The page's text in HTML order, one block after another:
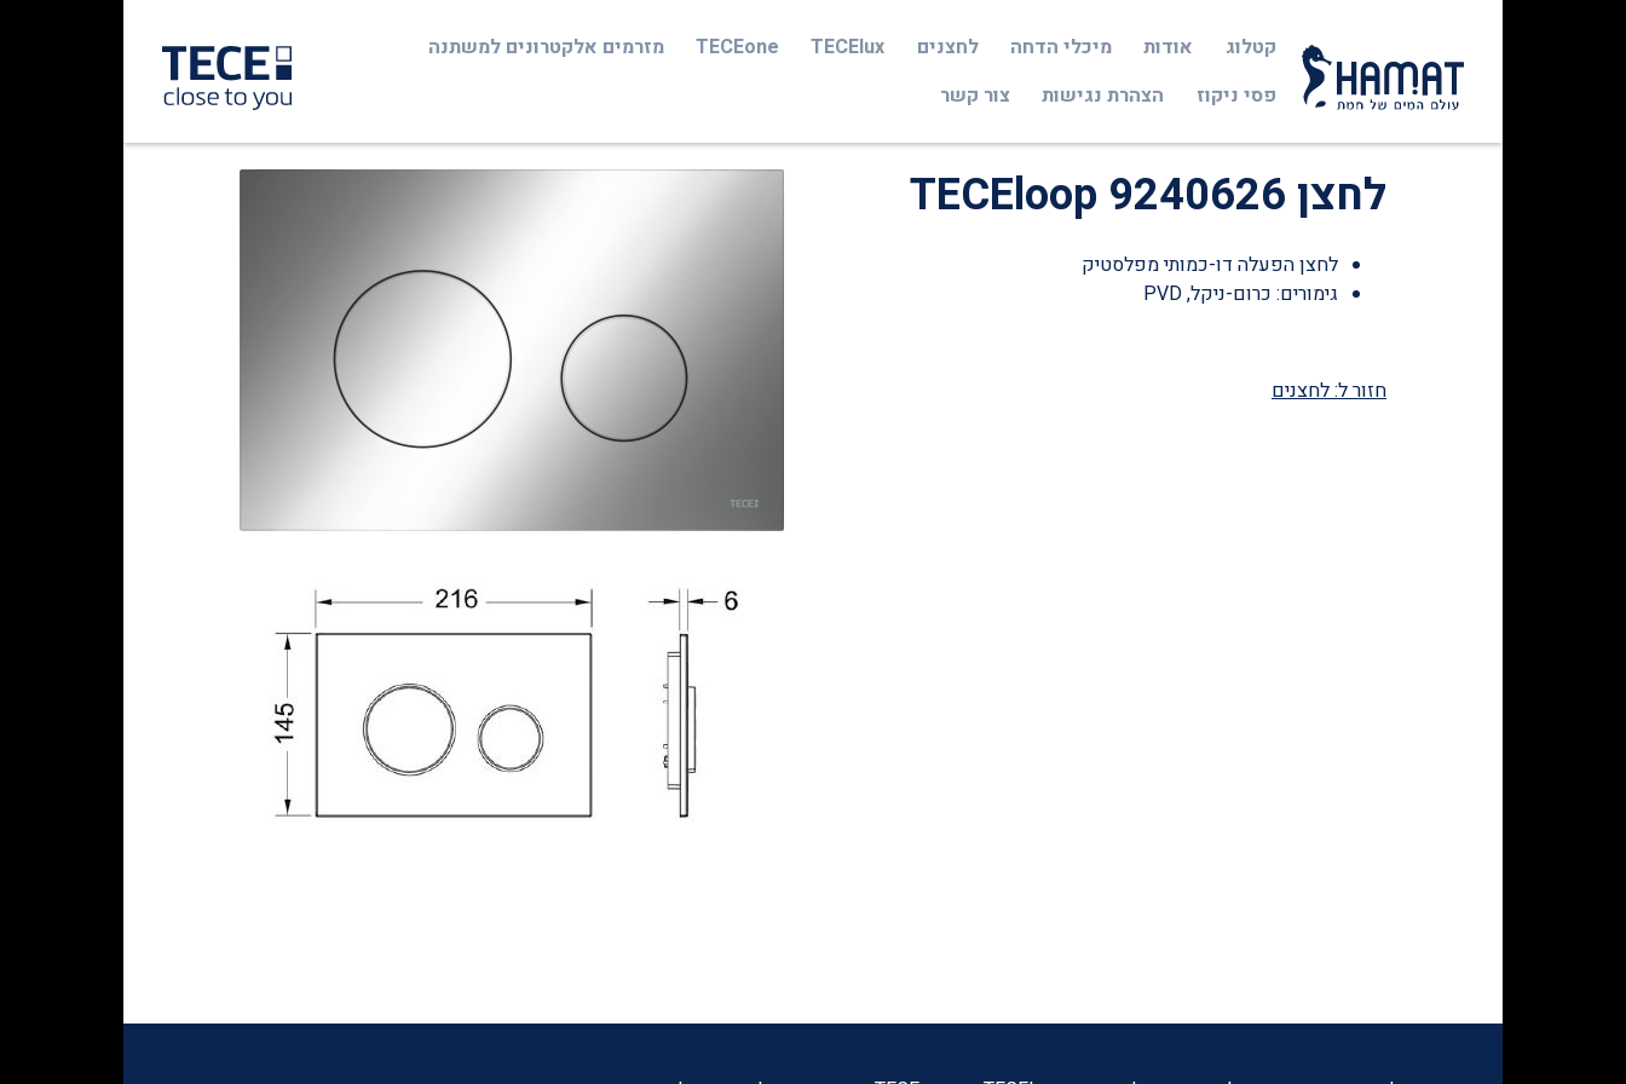
קטלוג אודות מיכלי הדחה לחצנים TECElux
TECEone
מזרמים אלקטרונים למשתנה
פסי ניקוז
הצהרת נגישות צור קשר
לחצן TECEloop 9240626
לחצן‭ ‬הפעלה‭ ‬דו‭-‬כמותי מפלסטיק
גימורים: כרום-ניקל, PVD
חזור ל: לחצנים